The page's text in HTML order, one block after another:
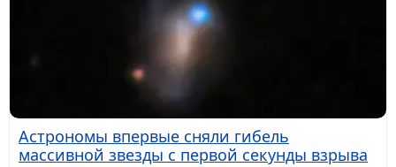
Астрономы впервые сняли гибель
массивной звезды с первой секунды взрыва